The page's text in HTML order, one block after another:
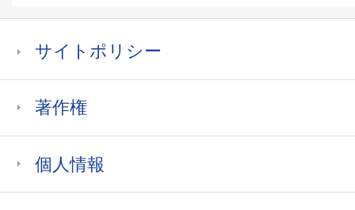
サイトポリシー
著作権
個人情報